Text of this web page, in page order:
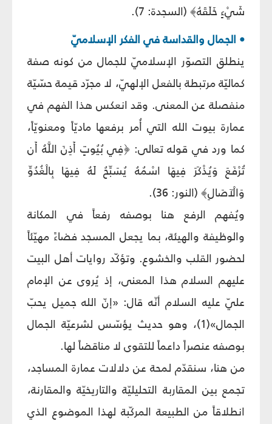
شَيْءٍ خَلَقَهُ﴾ (السجدة: 7).
• الجمال والقداسة في الفكر الإسلاميّ
ينطلق التصوّر الإسلاميّ للجمال من كونه صفة
كماليّة مرتبطة بالفعل الإلهيّ، لا مجرّد قيمة حسّيّة
منفصلة عن المعنى. وقد انعكس هذا الفهم في
عمارة بيوت الله التي أُمر برفعها ماديّاً ومعنويّاً،
كما ورد في قوله تعالى: ﴿فِي بُيُوتٍ أَذِنَ اللَّهُ أَن
تُرْفَعَ وَيُذْكَرَ فِيهَا اسْمُهُ يُسَبِّحُ لَهُ فِيهَا بِالْغُدُوِّ
وَالْآصَالِ﴾ (النور: 36).
ويُفهم الرفع هنا بوصفه رفعاً في المكانة
والوظيفة والهيئة، بما يجعل المسجد فضاءً مهيّئاً
لحضور القلب والخشوع. وتؤكّد روايات أهل البيت
عليهم السلام هذا المعنى، إذ يُروى عن الإمام
عليّ عليه السلام أنّه قال: «إنّ الله جميل يحبّ
الجمال»(1)، وهو حديث يؤسّس لشرعيّة الجمال
بوصفه عنصراً داعماً للتقوى لا مناقضاً لها.
من هنا، سنقدّم لمحة عن دلالات عمارة المساجد،
تجمع بين المقاربة التحليليّة والتاريخيّة والمقارنة،
انطلاقاً من الطبيعة المركّبة لهذا الموضوع الذي